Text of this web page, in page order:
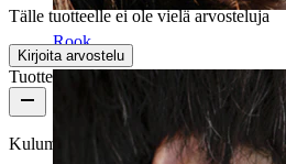
Rook
Tälle tuotteelle ei ole vielä arvosteluja
Kirjoita arvostelu
Tuotteen laatu
Kulumisnopeus